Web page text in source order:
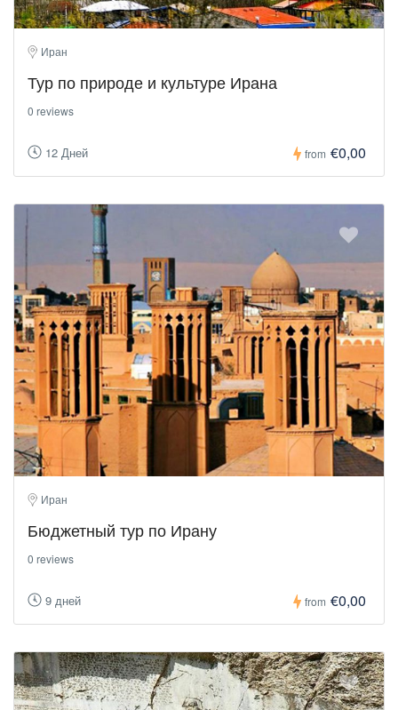
Иран
Тур по природе и культуре Ирана
0 reviews
12 Дней from €0,00
Иран
Бюджетный тур по Ирану
0 reviews
9 дней from €0,00